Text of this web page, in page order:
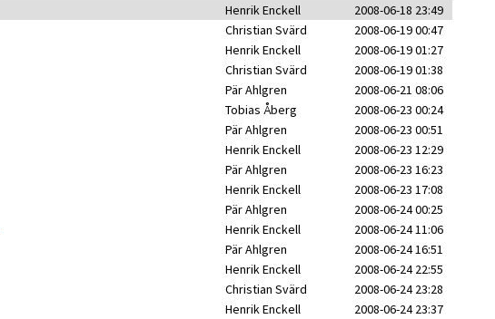
Henrik Enckell
2008-06-18 23:49
Christian Svärd
2008-06-19 00:47
Henrik Enckell
2008-06-19 01:27
Christian Svärd
2008-06-19 01:38
Pär Ahlgren
2008-06-21 08:06
Tobias Åberg
2008-06-23 00:24
Pär Ahlgren
2008-06-23 00:51
Henrik Enckell
2008-06-23 12:29
Pär Ahlgren
2008-06-23 16:23
Henrik Enckell
2008-06-23 17:08
Pär Ahlgren
2008-06-24 00:25
Henrik Enckell
2008-06-24 11:06
Pär Ahlgren
2008-06-24 16:51
Henrik Enckell
2008-06-24 22:55
Christian Svärd
2008-06-24 23:28
Henrik Enckell
2008-06-24 23:37